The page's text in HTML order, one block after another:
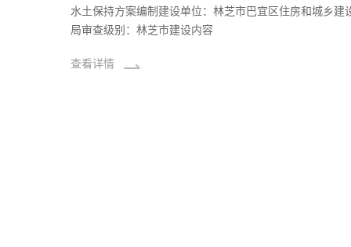
水土保持方案编制建设单位：林芝市巴宜区住房和城乡建
局审查级别：林芝市建设内容
查看详情